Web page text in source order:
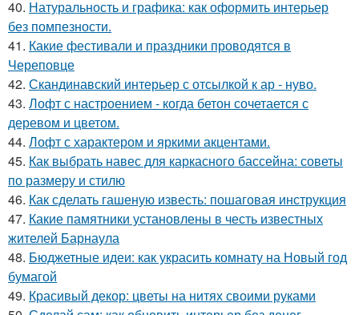
40. Натуральность и графика: как оформить интерьер
без помпезности.
41. Какие фестивали и праздники проводятся в
Череповце
42. Скандинавский интерьер с отсылкой к ар - нуво.
43. Лофт с настроением - когда бетон сочетается с
деревом и цветом.
44. Лофт с характером и яркими акцентами.
45. Как выбрать навес для каркасного бассейна: советы
по размеру и стилю
46. Как сделать гашеную известь: пошаговая инструкция
47. Какие памятники установлены в честь известных
жителей Барнаула
48. Бюджетные идеи: как украсить комнату на Новый год
бумагой
49. Красивый декор: цветы на нитях своими руками